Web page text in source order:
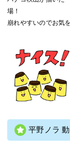
場！
崩れやすいのでお気
平野ノラ